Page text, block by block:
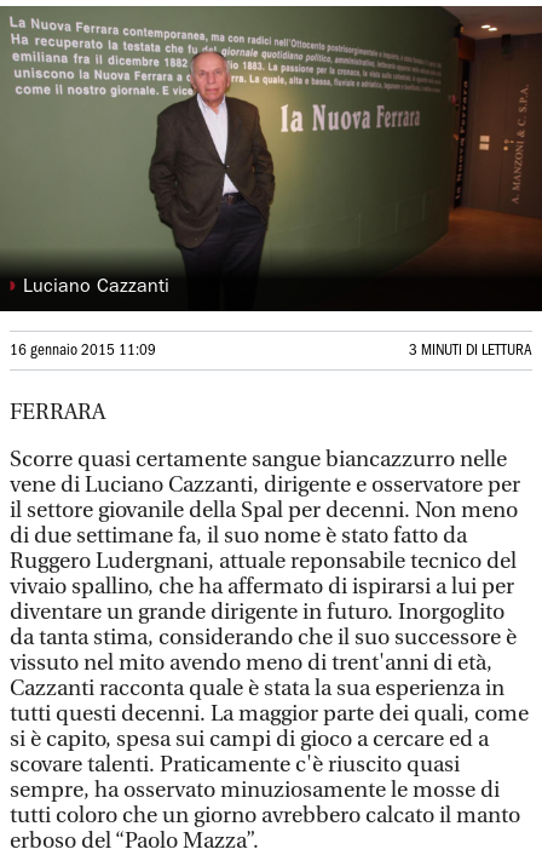
◗ Luciano Cazzanti
16 gennaio 2015 11:09 3 MINUTI DI LETTURA
FERRARA
Scorre quasi certamente sangue biancazzurro nelle
vene di Luciano Cazzanti, dirigente e osservatore per
il settore giovanile della Spal per decenni. Non meno
di due settimane fa, il suo nome è stato fatto da
Ruggero Ludergnani, attuale reponsabile tecnico del
vivaio spallino, che ha affermato di ispirarsi a lui per
diventare un grande dirigente in futuro. Inorgoglito
da tanta stima, considerando che il suo successore è
vissuto nel mito avendo meno di trent'anni di età,
Cazzanti racconta quale è stata la sua esperienza in
tutti questi decenni. La maggior parte dei quali, come
si è capito, spesa sui campi di gioco a cercare ed a
scovare talenti. Praticamente c'è riuscito quasi
sempre, ha osservato minuziosamente le mosse di
tutti coloro che un giorno avrebbero calcato il manto
erboso del “Paolo Mazza”.